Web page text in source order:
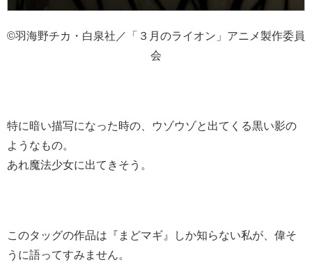
©羽海野チカ・白泉社／「３月のライオン」アニメ製作委員
会
特に暗い描写になった時の、ウゾウゾと出てくる黒い影の
ようなもの。
あれ魔法少女に出てきそう。
このタッグの作品は『まどマギ』しか知らない私が、偉そ
うに語ってすみません。